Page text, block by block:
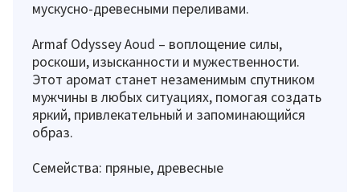
мускусно-древесными переливами.
Armaf Odyssey Aoud – воплощение силы,
роскоши, изысканности и мужественности.
Этот аромат станет незаменимым спутником
мужчины в любых ситуациях, помогая создать
яркий, привлекательный и запоминающийся
образ.
Семейства: пряные, древесные